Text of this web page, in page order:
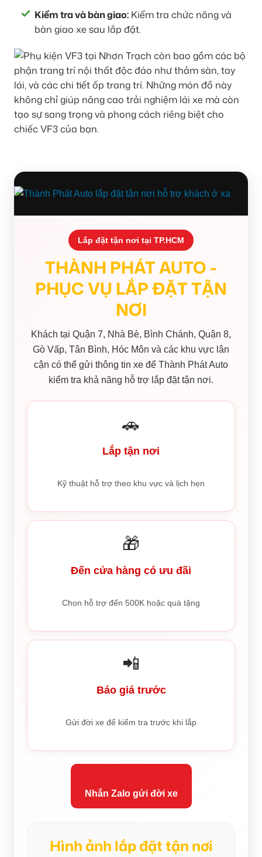
Kiểm tra và bàn giao: Kiểm tra chức năng và
bàn giao xe sau lắp đặt.
Lắp đặt tận nơi tại TP.HCM
THÀNH PHÁT AUTO -
PHỤC VỤ LẮP ĐẶT TẬN
NƠI
Khách tại Quận 7, Nhà Bè, Bình Chánh, Quận 8,
Gò Vấp, Tân Bình, Hóc Môn và các khu vực lân
cận có thể gửi thông tin xe để Thành Phát Auto
kiểm tra khả năng hỗ trợ lắp đặt tận nơi.
🚗
Lắp tận nơi
Kỹ thuật hỗ trợ theo khu vực và lịch hẹn
🎁
Đến cửa hàng có ưu đãi
Chọn hỗ trợ đến 500K hoặc quà tặng
📲
Báo giá trước
Gửi đời xe để kiểm tra trước khi lắp
Nhắn Zalo gửi đời xe
Hình ảnh lắp đặt tận nơi